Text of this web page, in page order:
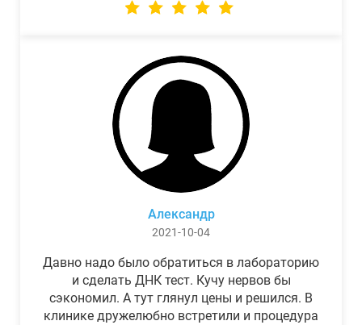
Александр
2021-10-04
Давно надо было обратиться в лабораторию
и сделать ДНК тест. Кучу нервов бы
сэкономил. А тут глянул цены и решился. В
клинике дружелюбно встретили и процедура